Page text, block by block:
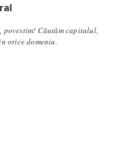
povestim! Căutăm capitalul,
orice domeniu.